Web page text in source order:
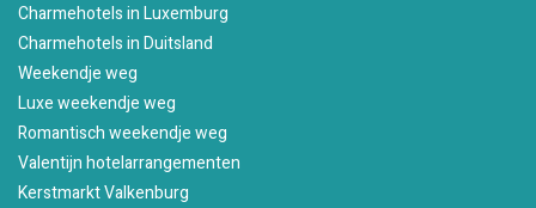
Charmehotels in Luxemburg
Charmehotels in Duitsland
Weekendje weg
Luxe weekendje weg
Romantisch weekendje weg
Valentijn hotelarrangementen
Kerstmarkt Valkenburg